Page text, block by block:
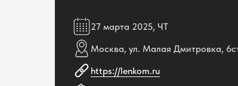
27 марта 2025, ЧТ
Москва, ул. Малая Дмитровка,
https://lenkom.ru